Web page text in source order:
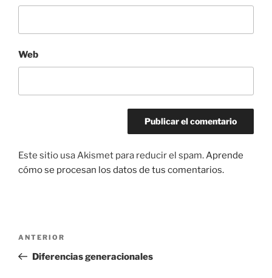
Web
Este sitio usa Akismet para reducir el spam.Aprende
cómo se procesan los datos de tus comentarios.
entradas
Entrada
anterior:
ANTERIOR
Diferencias generacionales